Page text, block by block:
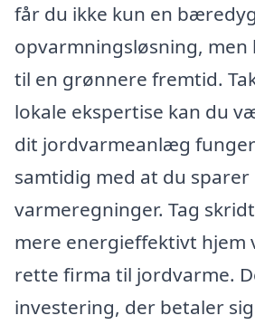
får du ikke kun en
opvarmningsløsning, men
til en grønnere fremtid.
lokale ekspertise kan du
dit jordvarmeanlæg
samtidig med at du
varmeregninger. Tag
mere energieffektivt hjem
rette firma til jordvarme.
investering, der betaler